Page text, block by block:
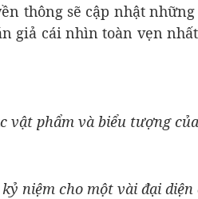
thông sẽ cập nhật
giả cái nhìn toàn vẹn
vật phẩm và biểu tượng
niệm cho một vài đại diện